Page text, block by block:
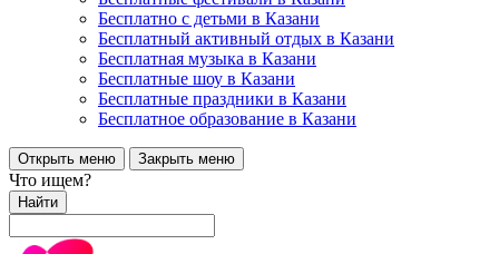
Бесплатно с детьми в Казани
Бесплатный активный отдых в Казани
Бесплатная музыка в Казани
Бесплатные шоу в Казани
Бесплатные праздники в Казани
Бесплатное образование в Казани
Открыть меню Закрыть меню
Что ищем?
Найти